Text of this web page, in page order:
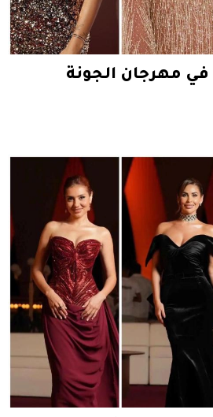
مهرجان الجونة